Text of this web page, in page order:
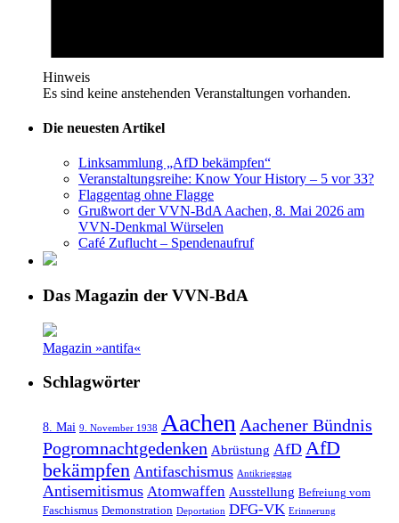
Hinweis
Es sind keine anstehenden Veranstaltungen vorhanden.
Die neuesten Artikel
Linksammlung „AfD bekämpfen“
Veranstaltungsreihe: Know Your History – 5 vor 33?
Flaggentag ohne Flagge
Grußwort der VVN-BdA Aachen, 8. Mai 2026 am
VVN-Denkmal Würselen
Café Zuflucht – Spendenaufruf
Das Magazin der VVN-BdA
Magazin »antifa«
Schlagwörter
8. Mai 9. November 1938 Aachen Aachener Bündnis
Pogromnachtgedenken Abrüstung AfD AfD
bekämpfen Antifaschismus Antikriegstag
Antisemitismus Atomwaffen Ausstellung Befreiung vom
Faschismus Demonstration Deportation DFG-VK Erinnerung